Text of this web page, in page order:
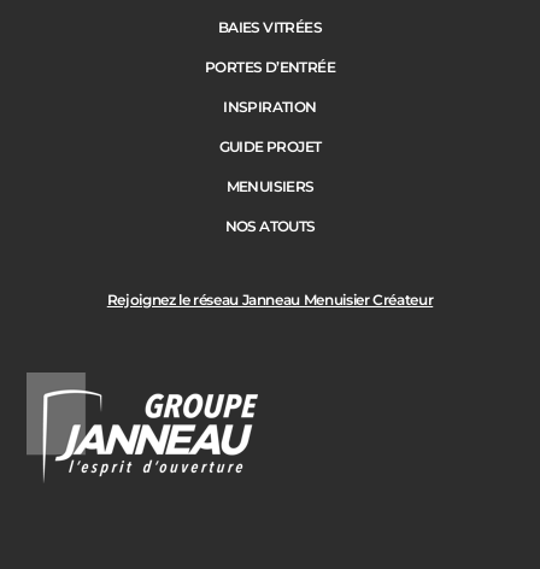
Rejoignez le réseau Janneau Menuisier Créateur
BAIES VITRÉES
PORTES D’ENTRÉE
INSPIRATION
GUIDE PROJET
MENUISIERS
NOS ATOUTS